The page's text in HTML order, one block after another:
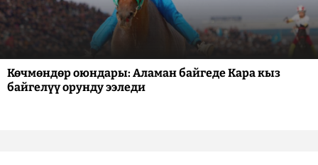
Көчмөндөр оюндары: Аламан байгеде Кара кыз
байгелүү орунду ээледи